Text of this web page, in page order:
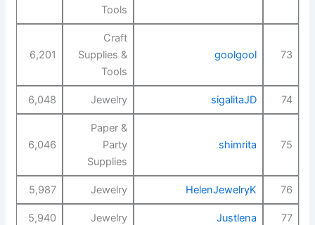
Tools
73
goolgool
Craft
Supplies &
Tools
6,201
74
sigalitaJD
Jewelry
6,048
75
shimrita
Paper &
Party
Supplies
6,046
76
HelenJewelryK
Jewelry
5,987
77
Justlena
Jewelry
5,940